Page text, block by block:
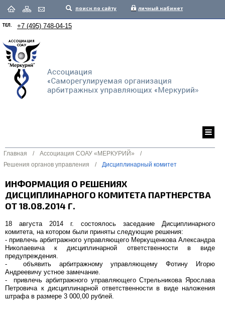
поиск по сайту личный кабинет
ТЕЛ. +7 (495) 748-04-15
Главная / Ассоциация СОАУ «МЕРКУРИЙ»
/
Решения органов управления
/ Дисциплинарный комитет
ИНФОРМАЦИЯ О РЕШЕНИЯХ
ДИСЦИПЛИНАРНОГО КОМИТЕТА ПАРТНЕРСТВА
ОТ 18.08.2014 Г.
18 августа 2014 г. состоялось заседание Дисциплинарного
комитета, на котором были приняты следующие решения:
- привлечь арбитражного управляющего Меркущенкова Александра
Николаевича к дисциплинарной ответственности в виде
предупреждения.
- объявить арбитражному управляющему Фотину Игорю
Андреевичу устное замечание.
- привлечь арбитражного управляющего Стрельникова Ярослава
Петровича к дисциплинарной ответственности в виде наложения
штрафа в размере 3 000,00 рублей.